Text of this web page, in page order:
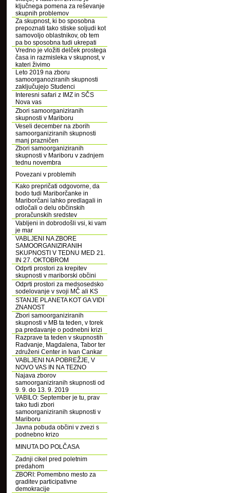
ključnega pomena za reševanje
skupnih problemov
Za skupnost, ki bo sposobna
prepoznati tako stiske soljudi kot
samovoljo oblastnikov, ob tem
pa bo sposobna tudi ukrepati
Vredno je vložiti delček prostega
časa in razmisleka v skupnost, v
kateri živimo
Leto 2019 na zboru
samoorganoziranih skupnosti
zaključujejo Studenci
Interesni safari z IMZ in SČS
Nova vas
Zbori samoorganiziranih
skupnosti v Mariboru
Veseli december na zborih
samoorganiziranih skupnosti
manj prazničen
Zbori samoorganiziranih
skupnosti v Mariboru v zadnjem
tednu novembra
Povezani v problemih
Kako prepričati odgovorne, da
bodo tudi Mariborčanke in
Mariborčani lahko predlagali in
odločali o delu občinskih
proračunskih sredstev
Vabljeni in dobrodošli vsi, ki vam
je mar
VABLJENI NA ZBORE
SAMOORGANIZIRANIH
SKUPNOSTI V TEDNU MED 21.
IN 27. OKTOBROM
Odprti prostori za krepitev
skupnosti v mariborski občini
Odprti prostori za medsosedsko
sodelovanje v svoji MČ ali KS
STANJE PLANETA KOT GA VIDI
ZNANOST
Zbori samoorganiziranih
skupnosti v MB ta teden, v torek
pa predavanje o podnebni krizi
Razprave ta teden v skupnostih
Radvanje, Magdalena, Tabor ter
združeni Center in Ivan Cankar
VABLJENI NA POBREŽJE, V
NOVO VAS IN NA TEZNO
Najava zborov
samoorganiziranih skupnosti od
9. 9. do 13. 9. 2019
VABILO: September je tu, prav
tako tudi zbori
samoorganiziranih skupnosti v
Mariboru
Javna pobuda občini v zvezi s
podnebno krizo
MINUTA DO POLČASA
Zadnji cikel pred poletnim
predahom
ZBORI: Pomembno mesto za
graditev participativne
demokracije